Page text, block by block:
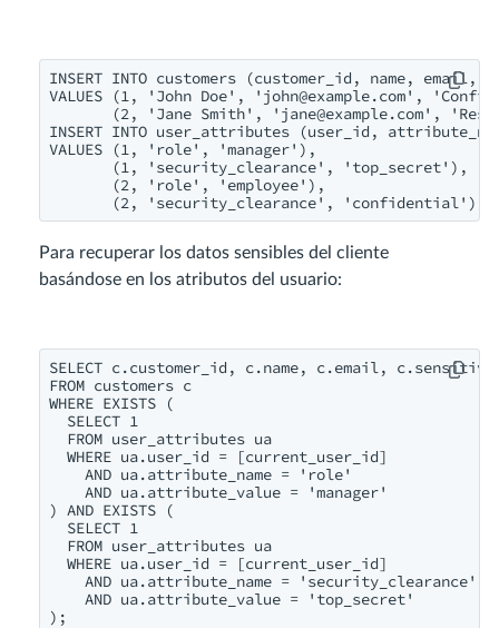
INSERT INTO customers (customer_id, name, email,
VALUES (1, 'John Doe', ' john@example.com',
       (2, 'Jane Smith', '
jane@example.com',
INSERT INTO user_attributes (user_id,
VALUES (1, 'role', 'manager'),
       (1, 'security_clearance', 'top_secret'),
       (2, 'role', 'employee'),
       (2, 'security_clearance', 'confidential');
Para recuperar los datos sensibles del cliente
basándose en los atributos del usuario:
SELECT c.customer_id, c.name, c.email,
FROM customers c
WHERE EXISTS (
  SELECT 1
  FROM user_attributes ua
  WHERE ua.user_id = [current_user_id]
    AND ua.attribute_name = 'role'
    AND ua.attribute_value = 'manager'
) AND EXISTS (
  SELECT 1
  FROM user_attributes ua
  WHERE ua.user_id = [current_user_id]
    AND ua.attribute_name = 'security_clearance'
    AND ua.attribute_value = 'top_secret'
);